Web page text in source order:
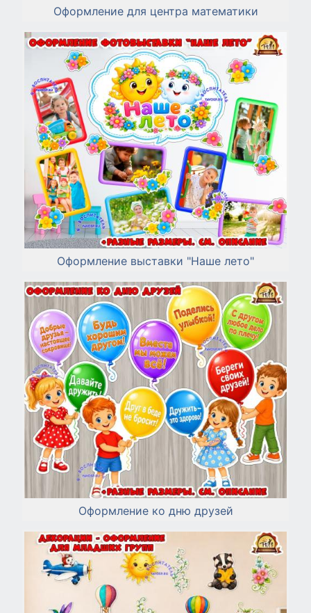
Оформление для центра математики
Оформление выставки "Наше лето"
Оформление ко дню друзей